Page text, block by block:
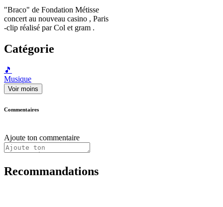
"Braco" de Fondation Métisse
concert au nouveau casino , Paris
-clip réalisé par Col et gram .
Catégorie
🎵
Musique
Voir moins
Commentaires
Ajoute ton commentaire
Recommandations